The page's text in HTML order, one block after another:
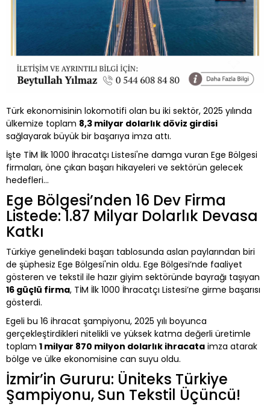
Türk ekonomisinin lokomotifi olan bu iki sektör, 2025 yılında
ülkemize toplam 8,3 milyar dolarlık döviz girdisi
sağlayarak büyük bir başarıya imza attı.
İşte TİM İlk 1000 İhracatçı Listesi'ne damga vuran Ege Bölgesi
firmaları, öne çıkan başarı hikayeleri ve sektörün gelecek
hedefleri...
Ege Bölgesi’nden 16 Dev Firma
Listede: 1.87 Milyar Dolarlık Devasa
Katkı
Türkiye genelindeki başarı tablosunda aslan paylarından biri
de şüphesiz Ege Bölgesi'nin oldu. Ege Bölgesi’nde faaliyet
gösteren ve tekstil ile hazır giyim sektöründe bayrağı taşıyan
16 güçlü firma, TİM İlk 1000 İhracatçı Listesi’ne girme başarısı
gösterdi.
Egeli bu 16 ihracat şampiyonu, 2025 yılı boyunca
gerçekleştirdikleri nitelikli ve yüksek katma değerli üretimle
toplam 1 milyar 870 milyon dolarlık ihracata imza atarak
bölge ve ülke ekonomisine can suyu oldu.
İzmir’in Gururu: Üniteks Türkiye
Şampiyonu, Sun Tekstil Üçüncü!